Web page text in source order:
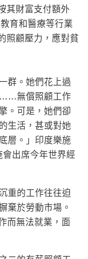
其財富支付額外
育和醫療等行業
照顧壓力，應對貧
群。她們花上過
……無償照顧工作
。可是，她們卻
生活，甚或對她
層。」印度樂施
出席今年世界經
重的工作往往迫
棄於勞動市場。
而無法就業，面